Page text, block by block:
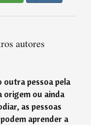
autores
outra pessoa pela
origem ou ainda
as pessoas
aprender a